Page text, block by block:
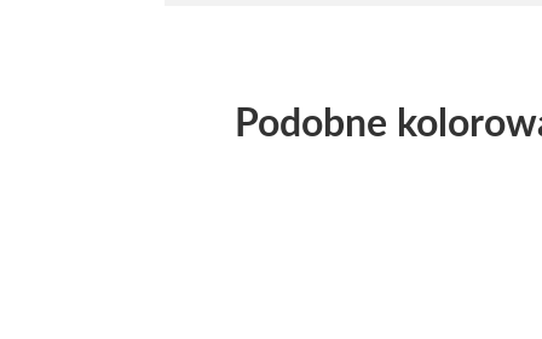
Podobne